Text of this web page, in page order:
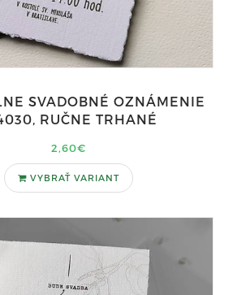
SVADOBNÉ OZNÁMENIE
RUČNE TRHANÉ
2,60€
VYBRAŤ VARIANT